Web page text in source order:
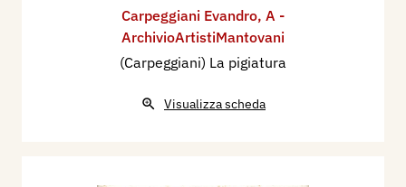
Carpeggiani Evandro, A -
ArchivioArtistiMantovani
(Carpeggiani) La pigiatura
Visualizza scheda